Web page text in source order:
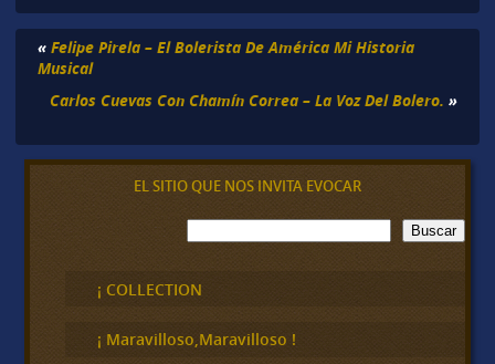
« Felipe Pirela – El Bolerista De América Mi Historia
Musical
Carlos Cuevas Con Chamín Correa – La Voz Del Bolero. »
EL SITIO QUE NOS INVITA EVOCAR
B
u
c
a
Buscar
¡ COLLECTION
¡ Maravilloso,Maravilloso !